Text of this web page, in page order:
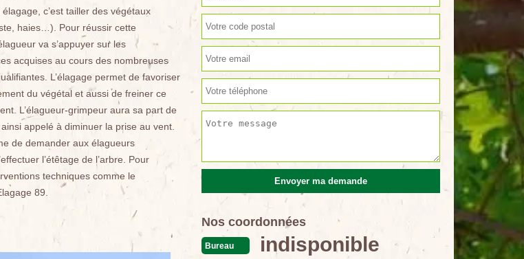
c’est tailler des végétaux
haies…). Pour réussir cette
va s’appuyer sur les
acquises au cours des nombreuses
L’élagage permet de favoriser
du végétal et aussi de freiner ce
L’élagueur-grimpeur aura sa part de
appelé à diminuer la prise au vent.
de demander aux élagueurs
l’étêtage de l’arbre. Pour
techniques comme le
89.
Nos coordonnées
Bureau indisponible